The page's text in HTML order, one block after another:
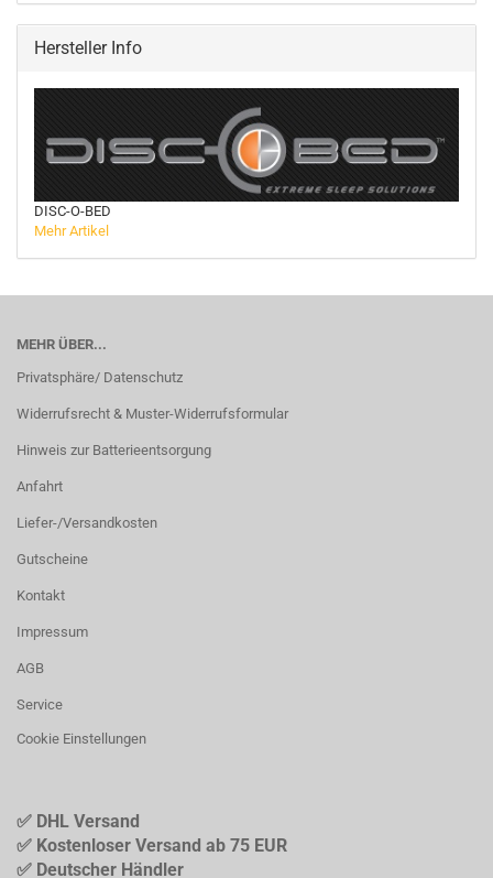
Hersteller Info
DISC-O-BED
Mehr Artikel
MEHR ÜBER...
Privatsphäre/ Datenschutz
Widerrufsrecht & Muster-Widerrufsformular
Hinweis zur Batterieentsorgung
Anfahrt
Liefer-/Versandkosten
Gutscheine
Kontakt
Impressum
AGB
Service
Cookie Einstellungen
✅ DHL Versand
✅ Kostenloser Versand ab 75 EUR
✅ Deutscher Händler